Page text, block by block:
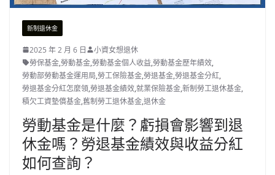
新制退休金
2025 年 2 月 6 日
小資女想退休
勞保基金,勞動基金,勞動基金個人收益,勞動基金歷年績效,
勞動部勞動基金運用局,勞工保險基金,勞退基金,勞退基金分紅,
勞退基金分紅怎麼領,勞退基金績效,就業保險基金,新制勞工退休基金,
積欠工資墊償基金,舊制勞工退休基金,退休金
勞動基金是什麼？虧損會影響到退
休金嗎？勞退基金績效與收益分紅
如何查詢？